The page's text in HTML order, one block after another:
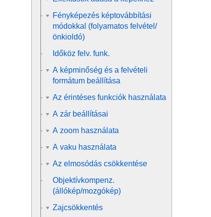
Fényképezés képtovábbítási
módokkal (folyamatos felvétel/
önkioldó)
Időköz felv. funk.
A képminőség és a felvételi
formátum beállítása
Az érintéses funkciók használata
A zár beállításai
A zoom használata
A vaku használata
Az elmosódás csökkentése
Objektívkompenz.
(állókép/mozgókép)
Zajcsökkentés